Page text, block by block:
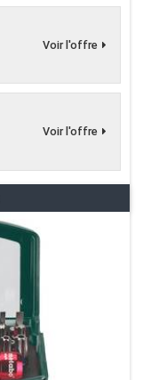
Voir l'offre
Voir l'offre